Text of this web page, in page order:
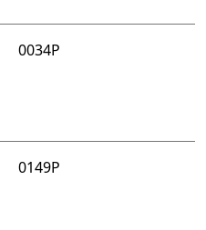
0034P
0149P